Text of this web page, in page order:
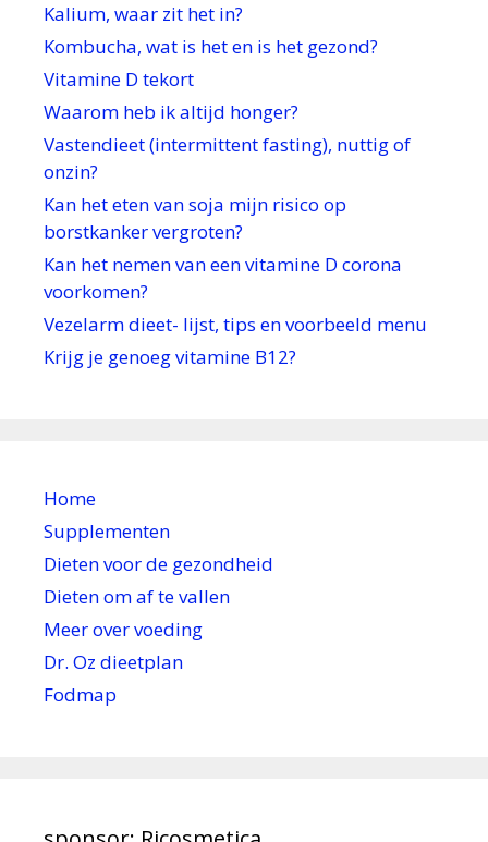
Kalium, waar zit het in?
Kombucha, wat is het en is het gezond?
Vitamine D tekort
Waarom heb ik altijd honger?
Vastendieet (intermittent fasting), nuttig of
onzin?
Kan het eten van soja mijn risico op
borstkanker vergroten?
Kan het nemen van een vitamine D corona
voorkomen?
Vezelarm dieet- lijst, tips en voorbeeld menu
Krijg je genoeg vitamine B12?
Home
Supplementen
Dieten voor de gezondheid
Dieten om af te vallen
Meer over voeding
Dr. Oz dieetplan
Fodmap